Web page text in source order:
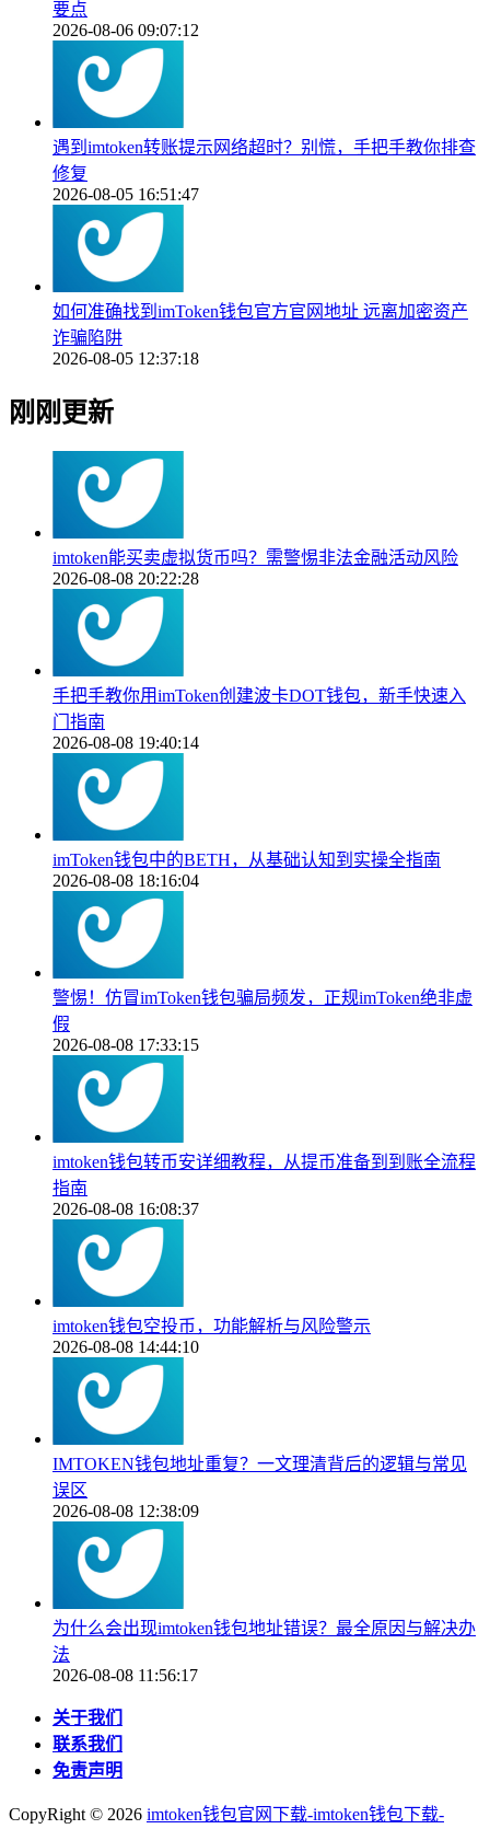
要点
2026-08-06 09:07:12
遇到imtoken转账提示网络超时？别慌，手把手教你排查
修复
2026-08-05 16:51:47
如何准确找到imToken钱包官方官网地址 远离加密资产
诈骗陷阱
2026-08-05 12:37:18
刚刚更新
imtoken能买卖虚拟货币吗？需警惕非法金融活动风险
2026-08-08 20:22:28
手把手教你用imToken创建波卡DOT钱包，新手快速入
门指南
2026-08-08 19:40:14
imToken钱包中的BETH，从基础认知到实操全指南
2026-08-08 18:16:04
警惕！仿冒imToken钱包骗局频发，正规imToken绝非虚
假
2026-08-08 17:33:15
imtoken钱包转币安详细教程，从提币准备到到账全流程
指南
2026-08-08 16:08:37
imtoken钱包空投币，功能解析与风险警示
2026-08-08 14:44:10
IMTOKEN钱包地址重复？一文理清背后的逻辑与常见
误区
2026-08-08 12:38:09
为什么会出现imtoken钱包地址错误？最全原因与解决办
法
2026-08-08 11:56:17
关于我们
联系我们
免责声明
CopyRight © 2026 imtoken钱包官网下载-imtoken钱包下载-